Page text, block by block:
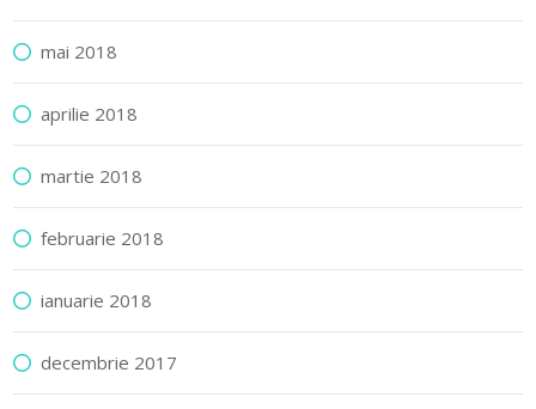
mai 2018
aprilie 2018
martie 2018
februarie 2018
ianuarie 2018
decembrie 2017